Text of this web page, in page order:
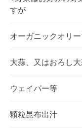
すが
オーガニックオリ
大蒜、又はおろし
ウェイパー等
顆粒昆布出汁